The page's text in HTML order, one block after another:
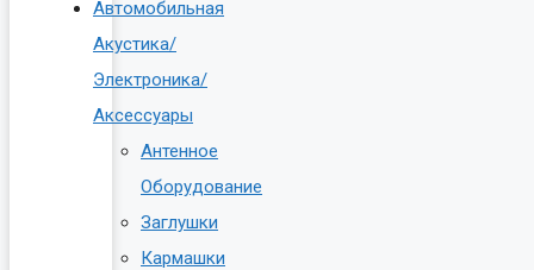
Автомобильная
Акустика/
Электроника/
Аксессуары
Антенное
Оборудование
Заглушки
Кармашки